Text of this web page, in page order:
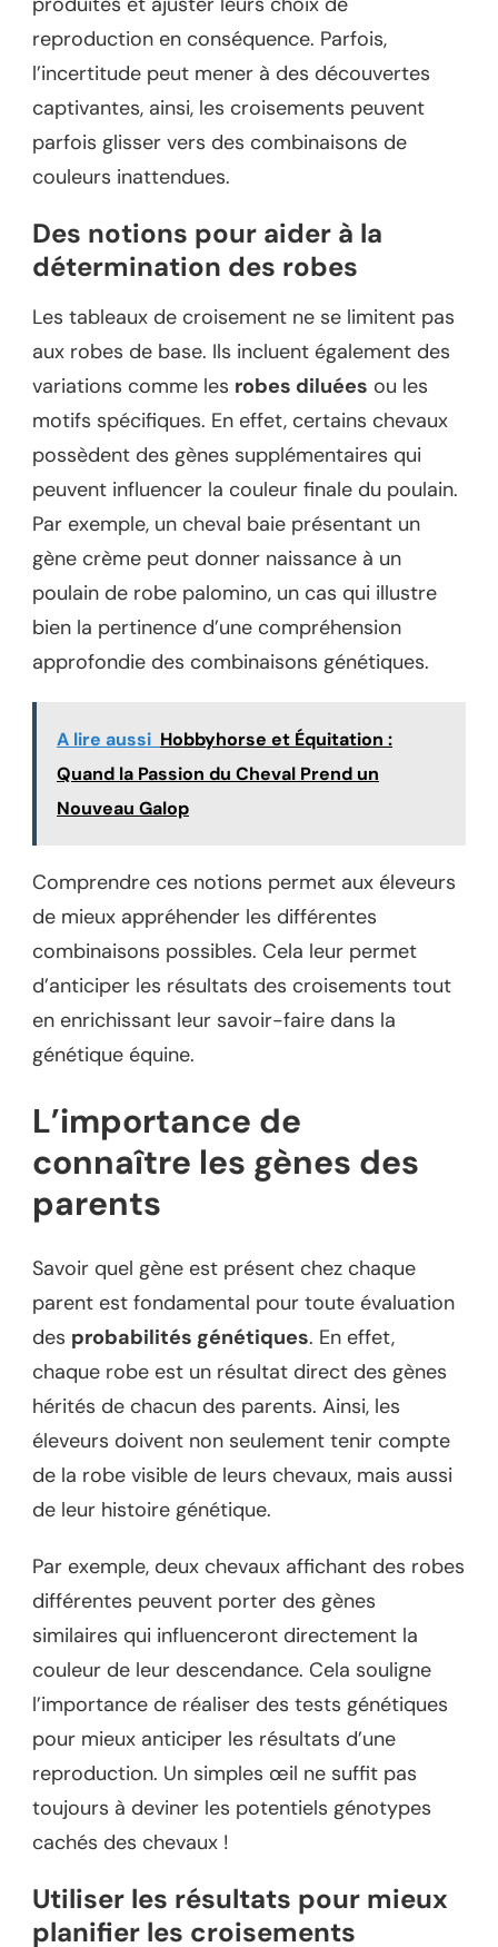
reproduction en conséquence. Parfois,
l’incertitude peut mener à des découvertes
captivantes, ainsi, les croisements peuvent
parfois glisser vers des combinaisons de
couleurs inattendues.
Des notions pour aider à la
détermination des robes
Les tableaux de croisement ne se limitent pas
aux robes de base. Ils incluent également des
variations comme les robes diluées ou les
motifs spécifiques. En effet, certains chevaux
possèdent des gènes supplémentaires qui
peuvent influencer la couleur finale du poulain.
Par exemple, un cheval baie présentant un
gène crème peut donner naissance à un
poulain de robe palomino, un cas qui illustre
bien la pertinence d’une compréhension
approfondie des combinaisons génétiques.
A lire aussi Hobbyhorse et Équitation :
Quand la Passion du Cheval Prend un
Nouveau Galop
Comprendre ces notions permet aux éleveurs
de mieux appréhender les différentes
combinaisons possibles. Cela leur permet
d’anticiper les résultats des croisements tout
en enrichissant leur savoir-faire dans la
génétique équine.
L’importance de
connaître les gènes des
parents
Savoir quel gène est présent chez chaque
parent est fondamental pour toute évaluation
des probabilités génétiques. En effet,
chaque robe est un résultat direct des gènes
hérités de chacun des parents. Ainsi, les
éleveurs doivent non seulement tenir compte
de la robe visible de leurs chevaux, mais aussi
de leur histoire génétique.
Par exemple, deux chevaux affichant des robes
différentes peuvent porter des gènes
similaires qui influenceront directement la
couleur de leur descendance. Cela souligne
l’importance de réaliser des tests génétiques
pour mieux anticiper les résultats d’une
reproduction. Un simples œil ne suffit pas
toujours à deviner les potentiels génotypes
cachés des chevaux !
Utiliser les résultats pour mieux
planifier les croisements